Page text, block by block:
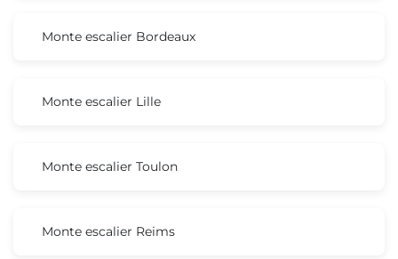
Monte escalier Bordeaux
Monte escalier Lille
Monte escalier Toulon
Monte escalier Reims